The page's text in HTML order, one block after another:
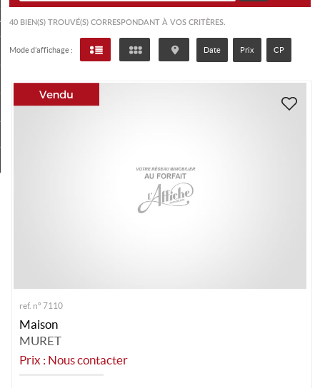
/ Nous recrutons
Vous vendez un bien
Blog / Newsletter
40 BIEN(S) TROUVÉ(S) CORRESPONDANT À VOS CRITÈRES.
Mode d’affichage : Date Prix CP
ref. n° 7110
Maison
MURET
Prix : Nous contacter